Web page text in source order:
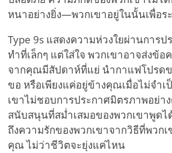
หนาอย่างยิ่ง—พวกเขาอยู่ในนั้นเพื่อร
Type 9s แสดงความห่วงใยผ่านการป
ทำที่เล็กๆ แต่ใส่ใจ พวกเขาอาจส่งข้อ
จากคุณมีสัปดาห์ที่แย่ นำกาแฟโปรด
ขอ หรือเพียงแค่อยู่ข้างคุณเมื่อไม่จำ
เขาไม่ชอบการประกาศมิตรภาพอย่า
สนับสนุนที่สม่ำเสมอของพวกเขาพูด
ถึงความรักของพวกเขาจากวิธีที่พวก
คุณ ไม่ว่าชีวิตจะยุ่งแค่ไหน